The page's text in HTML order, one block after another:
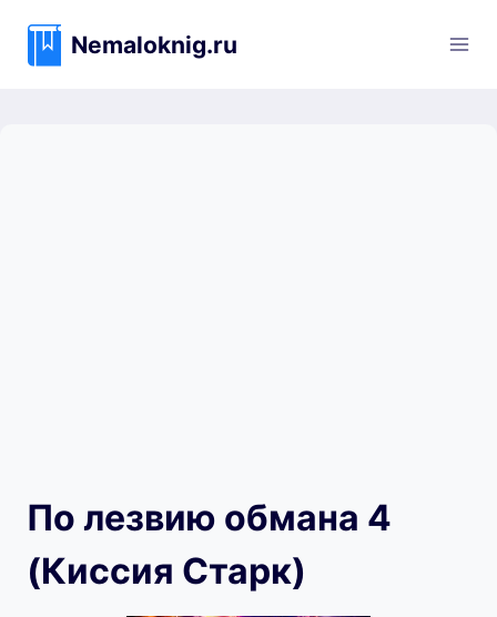
содержимому
Nemaloknig.ru
По лезвию обмана 4
(Киссия Старк)